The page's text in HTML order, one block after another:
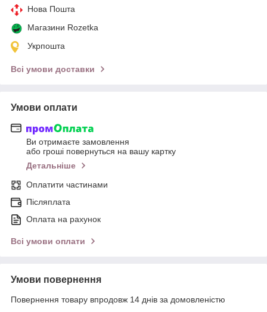
Нова Пошта
Магазини Rozetka
Укрпошта
Всі умови доставки
Умови оплати
Ви отримаєте замовлення
або гроші повернуться на вашу картку
Детальніше
Оплатити частинами
Післяплата
Оплата на рахунок
Всі умови оплати
Умови повернення
Повернення товару впродовж 14 днів за домовленістю